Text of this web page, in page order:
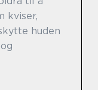
kviser,
huden